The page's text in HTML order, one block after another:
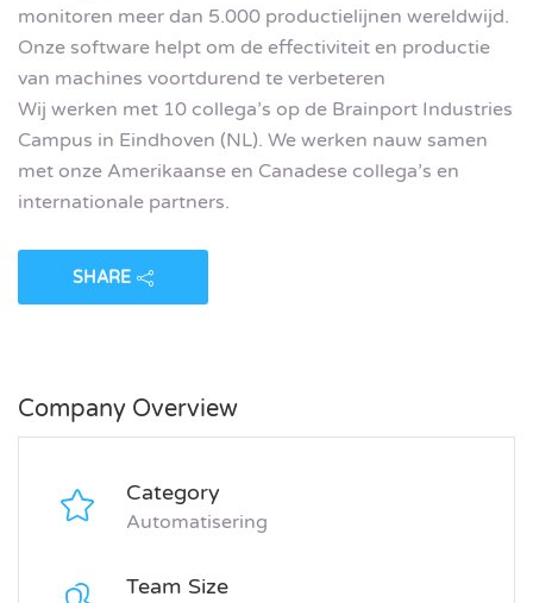
monitoren meer dan 5.000 productielijnen wereldwijd.
Onze software helpt om de effectiviteit en productie
van machines voortdurend te verbeteren
Wij werken met 10 collega’s op de Brainport Industries
Campus in Eindhoven (NL). We werken nauw samen
met onze Amerikaanse en Canadese collega’s en
internationale partners.
SHARE
Company Overview
Category
Automatisering
Team Size